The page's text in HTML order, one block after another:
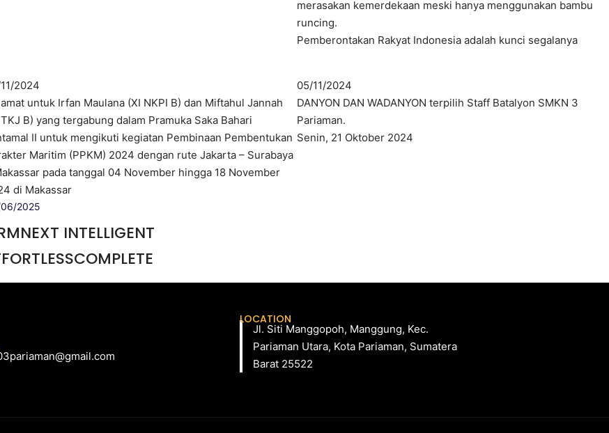
merasakan kemerdekaan meski hanya menggunakan bambu
runcing.
Pemberontakan Rakyat Indonesia adalah kunci segalanya
2024
untuk Irfan Maulana (XI NKPI B) dan Miftahul Jannah
B) yang tergabung dalam Pramuka Saka Bahari
II untuk mengikuti kegiatan Pembinaan Pembentukan
Maritim (PPKM) 2024 dengan rute Jakarta – Surabaya
pada tanggal 04 November hingga 18 November
di Makassar
05/11/2024
DANYON DAN WADANYON terpilih Staff Batalyon SMKN 3
Pariaman.
Senin, 21 Oktober 2024
2025
INTELLIGENT
LOCATION
Jl. Siti Manggopoh, Manggung, Kec.
Pariaman Utara, Kota Pariaman, Sumatera
Barat 25522